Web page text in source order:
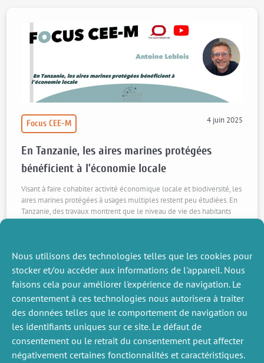
Nous utilisons des technologies telles que les cookies pour
stocker et/ou accéder aux informations de l'appareil. Nous
faisons cela pour améliorer l'expérience de navigation. Le
consentement à ces technologies nous autorisera à traiter
des données telles que le comportement de navigation ou
les identifiants uniques sur ce site. Le défaut de
consentement ou le retrait du consentement peut affecter
négativement certaines fonctionnalités et caractéristiques.
Focus CEE-M 4 juin 2025
En Tanzanie, les aires marines protégées
bénéficient à l’économie locale
Visant à faire cohabiter activité économique locale et biodiversité, les
aires marines protégées à usages multiples restent peu étudiées. En
Tanzanie, des travaux montrent que le niveau de vie des habitants
recherche conduite par S. Desbureaux, J.. Girard, A. Dalongeville, R.
Devillers, D. Mouillot, N. Jiddawi, L. Sanchez, L. Velez, L. Mathon et A.
Voir la vidéo
Lire l’article